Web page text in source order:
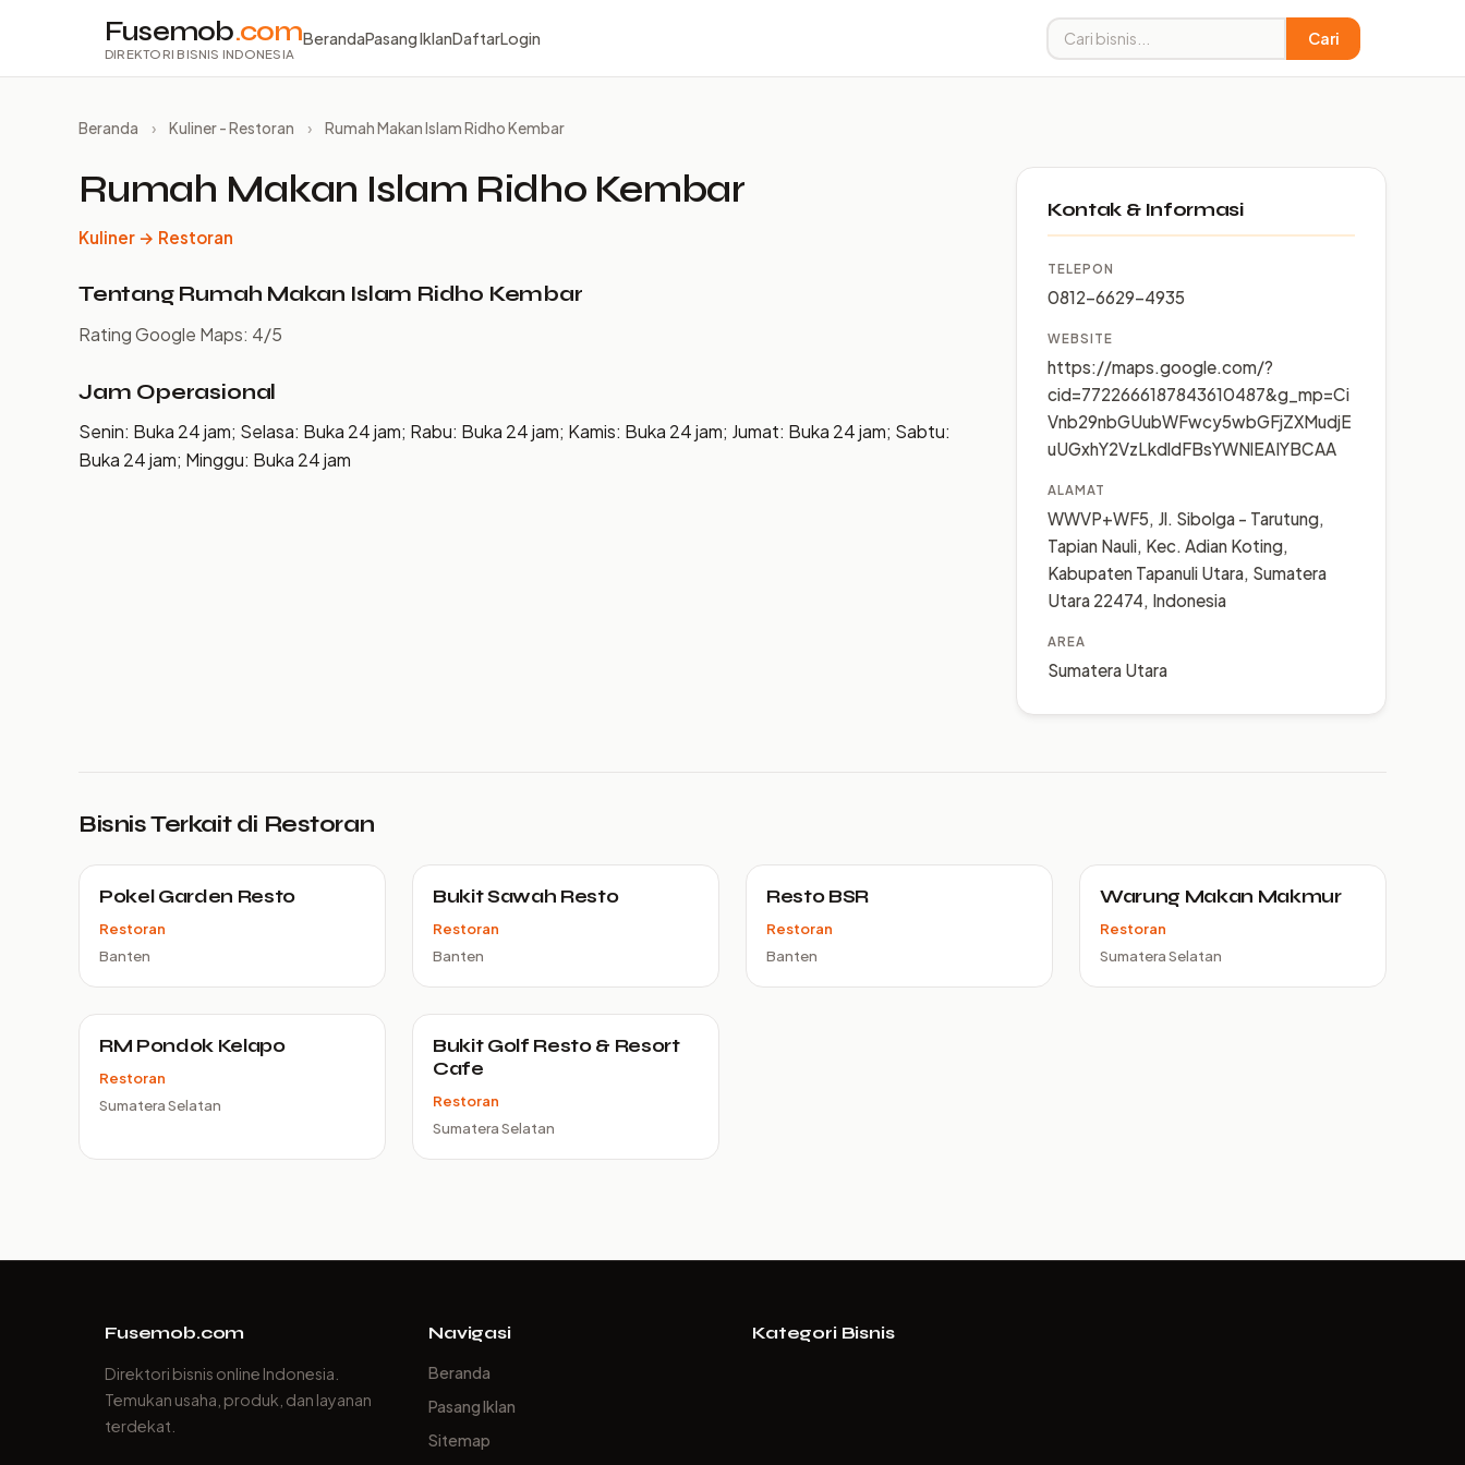
Fusemob.com
DIREKTORI BISNIS INDONESIA
BerandaPasang IklanDaftarLogin Cari
Beranda › Kuliner - Restoran › Rumah Makan Islam Ridho Kembar
Rumah Makan Islam Ridho Kembar
Kuliner → Restoran
Tentang Rumah Makan Islam Ridho Kembar
Rating Google Maps: 4/5
Jam Operasional
Senin: Buka 24 jam; Selasa: Buka 24 jam; Rabu: Buka 24 jam; Kamis: Buka 24 jam; Jumat: Buka 24 jam; Sabtu:
Buka 24 jam; Minggu: Buka 24 jam
Kontak & Informasi
TELEPON
0812-6629-4935
WEBSITE
https://maps.google.com/?
cid=7722666187843610487&g_mp=Ci
Vnb29nbGUubWFwcy5wbGFjZXMudjE
uUGxhY2VzLkdldFBsYWNlEAIYBCAA
ALAMAT
WWVP+WF5, Jl. Sibolga - Tarutung,
Tapian Nauli, Kec. Adian Koting,
Kabupaten Tapanuli Utara, Sumatera
Utara 22474, Indonesia
AREA
Sumatera Utara
Bisnis Terkait di Restoran
Pokel Garden Resto
Restoran
Banten
Bukit Sawah Resto
Restoran
Banten
Resto BSR
Restoran
Banten
Warung Makan Makmur
Restoran
Sumatera Selatan
RM Pondok Kelapo
Restoran
Sumatera Selatan
Bukit Golf Resto & Resort
Cafe
Restoran
Sumatera Selatan
Fusemob.com
Direktori bisnis online Indonesia.
Temukan usaha, produk, dan layanan
terdekat.
Navigasi
Beranda
Pasang Iklan
Sitemap
Kategori Bisnis